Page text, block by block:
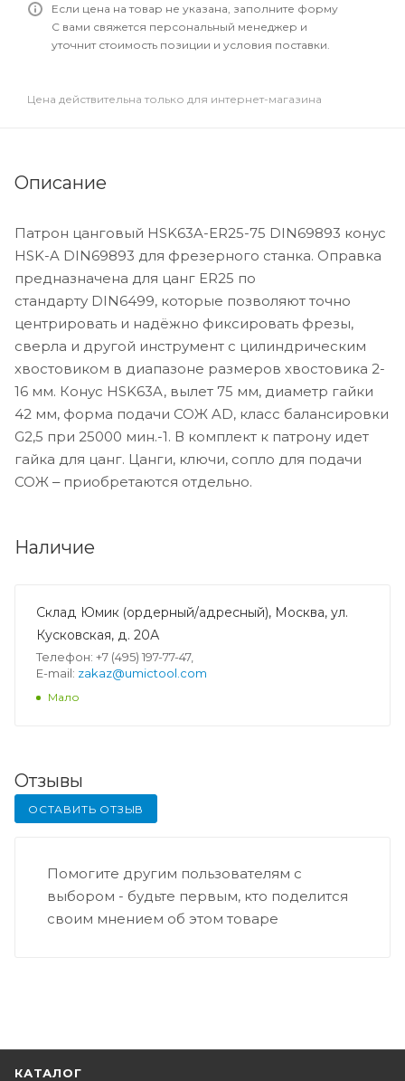
Если цена на товар не указана, заполните форму
С вами свяжется персональный менеджер и
уточнит стоимость позиции и условия поставки.
Цена действительна только для интернет-магазина
Описание
Патрон цанговый HSK63A-ER25-75 DIN69893 конус
HSK-A DIN69893 для фрезерного станка. Оправка
предназначена для цанг ER25 по
стандарту DIN6499, которые позволяют точно
центрировать и надёжно фиксировать фрезы,
сверла и другой инструмент с цилиндрическим
хвостовиком в диапазоне размеров хвостовика 2-
16 мм. Конус HSK63A, вылет 75 мм, диаметр гайки
42 мм, форма подачи СОЖ AD, класс балансировки
G2,5 при 25000 мин.-1. В комплект к патрону идет
гайка для цанг. Цанги, ключи, сопло для подачи
СОЖ ‒ приобретаются отдельно.
Наличие
Склад Юмик (ордерный/адресный), Москва, ул.
Кусковская, д. 20А
Телефон: +7 (495) 197-77-47,
E-mail: zakaz@umictool.com
Мало
Отзывы
ОСТАВИТЬ ОТЗЫВ
Помогите другим пользователям с
выбором - будьте первым, кто поделится
своим мнением об этом товаре
КАТАЛОГ